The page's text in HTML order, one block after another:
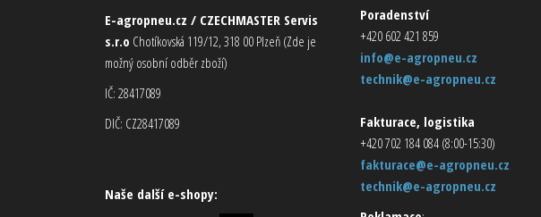
E-agropneu.cz / CZECHMASTER Servis
s.r.o Chotíkovská 119/12, 318 00 Plzeň (Zde je
možný osobní odběr zboží)
IČ: 28417089
DIČ: CZ28417089
Naše další e-shopy:
Poradenství
+420 602 421 859
info@e-agropneu.cz
technik@e-agropneu.cz
Fakturace, logistika
+420 702 184 084 (8:00-15:30)
fakturace@e-agropneu.cz
technik@e-agropneu.cz